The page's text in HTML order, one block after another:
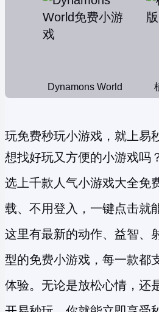
Dynamons World
玩免费秒玩小游戏，就上易
想找好玩又方便的小游戏吗
选上千款人气小游戏大全免
载、不用登入，一键点击就
这里有最新的动作、益智、
型的免费小游戏 ，每一款都
体验。无论是放松心情，还